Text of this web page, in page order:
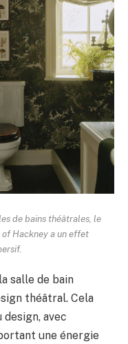
de bains théâtrales, le
Hackney a un effet
salle de bain
théâtral. Cela
avec
une énergie